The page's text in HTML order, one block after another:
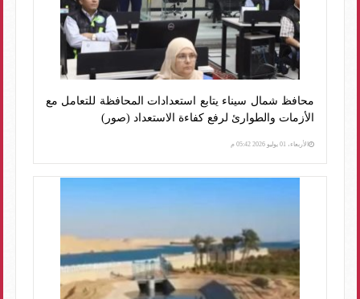
محافظ شمال سيناء يتابع استعدادات المحافظة للتعامل مع
الأزمات والطوارئ لرفع كفاءة الاستعداد (صور)
الأربعاء، 01 يوليو 2026 05:42 م